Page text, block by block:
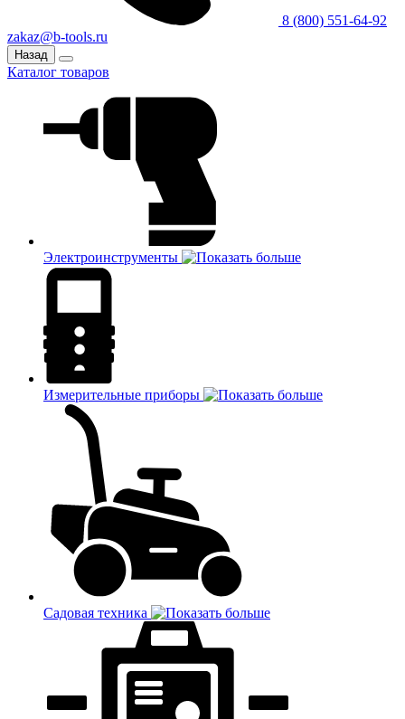
8 (800) 551-64-92
zakaz@b-tools.ru
Назад
Каталог товаров
Электроинструменты
Измерительные приборы
Садовая техника